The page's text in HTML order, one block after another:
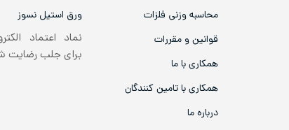
محاسبه وزنی فلزات
قوانین و مقررات
همکاری با ما
همکاری با تامین کنندگان
درباره ما
ورق استیل نسوز
نماد اعتماد
برای جلب